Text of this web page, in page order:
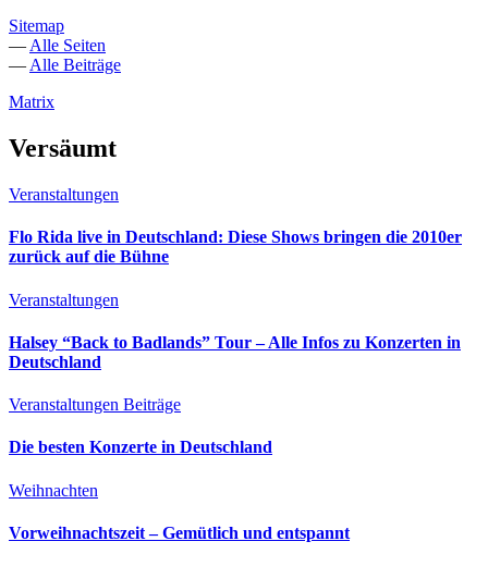
Sitemap
— Alle Seiten
— Alle Beiträge
Matrix
Versäumt
Veranstaltungen
Flo Rida live in Deutschland: Diese Shows bringen die 2010er
zurück auf die Bühne
Veranstaltungen
Halsey “Back to Badlands” Tour – Alle Infos zu Konzerten in
Deutschland
Veranstaltungen Beiträge
Die besten Konzerte in Deutschland
Weihnachten
Vorweihnachtszeit – Gemütlich und entspannt